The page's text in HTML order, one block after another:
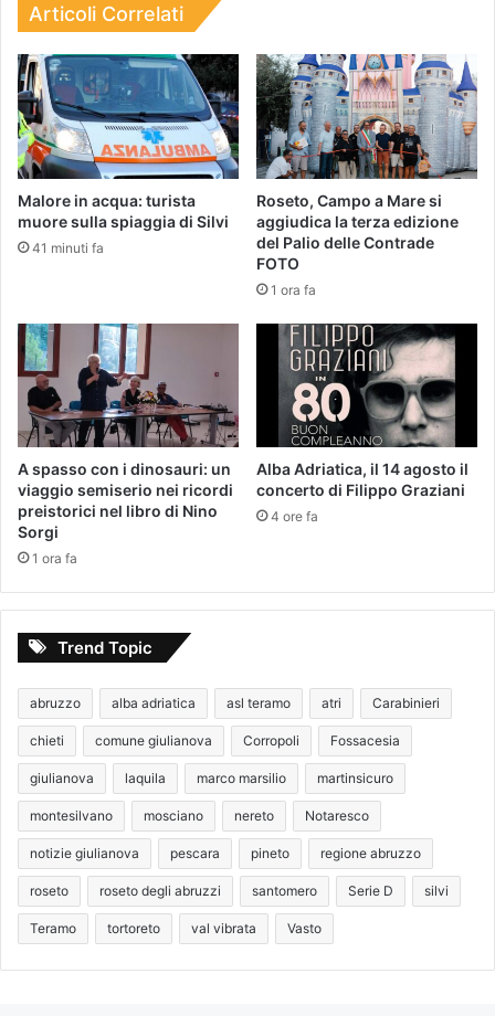
Articoli Correlati
Malore in acqua: turista
muore sulla spiaggia di Silvi
41 minuti fa
Roseto, Campo a Mare si
aggiudica la terza edizione
del Palio delle Contrade
FOTO
1 ora fa
A spasso con i dinosauri: un
viaggio semiserio nei ricordi
preistorici nel libro di Nino
Sorgi
1 ora fa
Alba Adriatica, il 14 agosto il
concerto di Filippo Graziani
4 ore fa
Trend Topic
abruzzo alba adriatica asl teramo atri Carabinieri
chieti comune giulianova Corropoli Fossacesia
giulianova laquila marco marsilio martinsicuro
montesilvano mosciano nereto Notaresco
notizie giulianova pescara pineto regione abruzzo
roseto roseto degli abruzzi santomero Serie D silvi
Teramo tortoreto val vibrata Vasto